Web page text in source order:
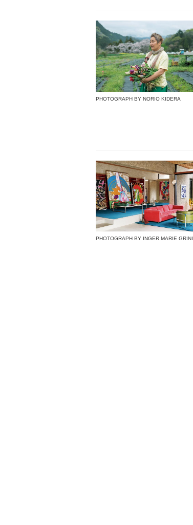
PHOTOGRAPH BY NORIO KIDERA
PHOTOGRAPH BY INGER MARIE GRINI